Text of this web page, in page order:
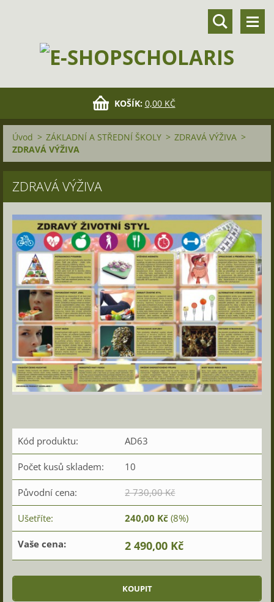
KOŠÍK: 0,00 KČ
Úvod > ZÁKLADNÍ A STŘEDNÍ ŠKOLY > ZDRAVÁ VÝŽIVA >
ZDRAVÁ VÝŽIVA
ZDRAVÁ VÝŽIVA
Kód produktu: AD63
Počet kusů skladem: 10
Původní cena: 2 730,00 Kč
Ušetříte: 240,00 Kč (8%)
Vaše cena: 2 490,00 Kč